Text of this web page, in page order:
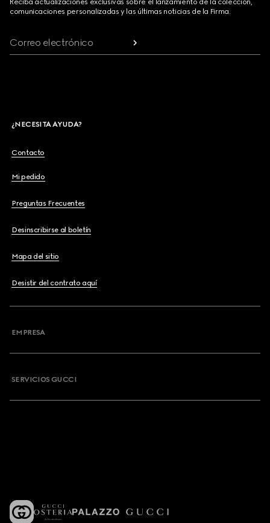
Reciba actualizaciones exclusivas sobre el lanzamiento de la colección,
comunicaciones personalizadas y las últimas noticias de la Firma.
Correo electrónico
¿NECESITA AYUDA?
Contacto
Mi pedido
Preguntas Frecuentes
Desinscribirse al boletín
Mapa del sitio
Desistir del contrato aquí
EMPRESA
SERVICIOS GUCCI